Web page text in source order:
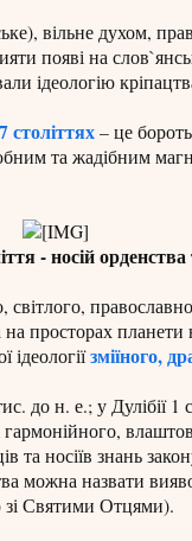
вільне духом,
появі на
ідеологію
століттях– це
та жадібним
- носій
просторах
ідеологіїзміїного,
до н. е.; у
носіїв знань
можна назвати
зі Святими Отцями).